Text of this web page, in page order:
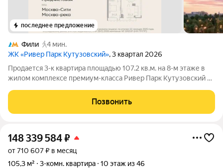
последнее предложение
Фили
4 мин.
ЖК «Ривер Парк Кутузовский», 3 квартал 2026
Продается 3-к квартира площадью 107.2 кв.м. на 8-м этаже в
жилом комплексе премиум-класса Ривер Парк Кутузовский в
Кутузовский строится в одном из самых престижных районов
столицы Дорогомилово, на
Позвонить
148 339 584₽
от 710 607 ₽ в месяц
105,3 м²
3-комн. квартира 10 этаж из 46